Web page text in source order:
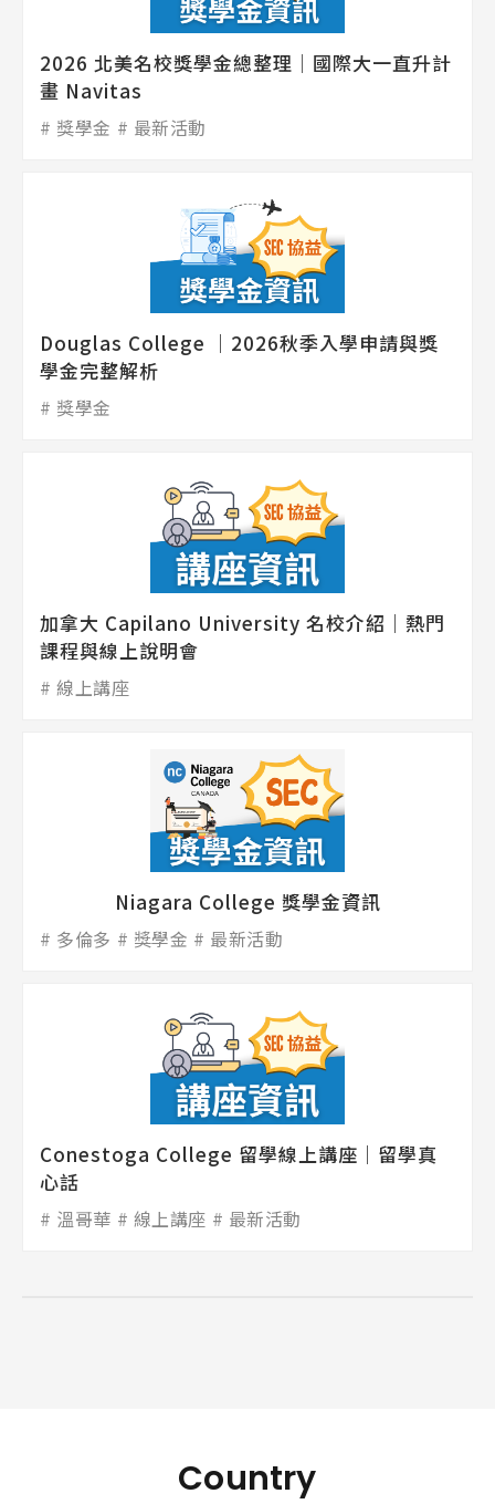
Latest News 最新消息
Promotion 最新優惠
Program
2026 北美名校獎學金總整理│國際大一直升計
畫 Navitas
獎學金 最新活動
Douglas College ｜2026秋季入學申請與獎
學金完整解析
獎學金
加拿大 Capilano University 名校介紹｜熱門
課程與線上說明會
線上講座
Niagara College 獎學金資訊
多倫多 獎學金 最新活動
Conestoga College 留學線上講座｜留學真
心話
溫哥華 線上講座 最新活動
Country